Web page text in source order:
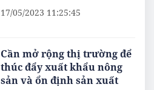
17/05/2023 11:25:45
Cần mở rộng thị trường để
thúc đẩy xuất khẩu nông
sản và ổn định sản xuất